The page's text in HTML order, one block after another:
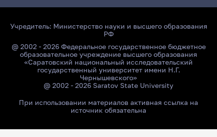
Учредитель: Министерство науки и высшего образования
РФ
@ 2002 - 2026 Федеральное государственное бюджетное
образовательное учреждение высшего образования
«Саратовский национальный исследовательский
государственный университет имени Н.Г.
Чернышевского»
@ 2002 - 2026 Saratov State University
При использовании материалов активная ссылка на
источник обязательна